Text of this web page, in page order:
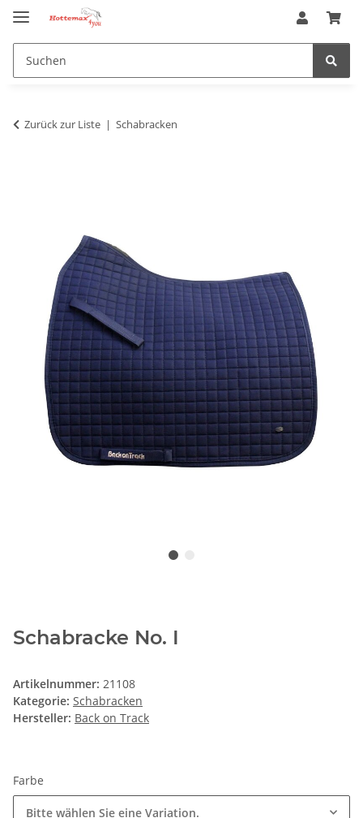
Zurück zur Liste Schabracken
Schabracke No. I
Artikelnummer: 21108
Kategorie: Schabracken
Hersteller: Back on Track
Farbe
Bitte wählen Sie eine Variation.